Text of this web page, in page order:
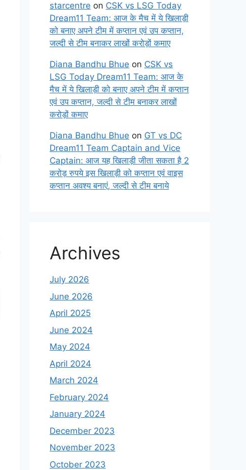
starcentre on CSK vs LSG Today
Dream11 Team: आज के मैच में ये खिलाड़ी
को बनाए अपने टीम में कप्तान एवं उप कप्तान,
जल्दी से टीम बनाकर लाखों करोड़ों कमाए
Diana Bandhu Bhue on CSK vs
LSG Today Dream11 Team: आज के
मैच में ये खिलाड़ी को बनाए अपने टीम में कप्तान
एवं उप कप्तान, जल्दी से टीम बनाकर लाखों
करोड़ों कमाए
Diana Bandhu Bhue on GT vs DC
Dream11 Team Captain and Vice
Captain: आज यह खिलाड़ी जीता सकता है 2
करोड़ रुपये इस खिलाड़ी को कप्तान एवं वाइस
कप्तान अवश्य बनाएं, जल्दी से टीम बनाये
Archives
July 2026
June 2026
April 2025
June 2024
May 2024
April 2024
March 2024
February 2024
January 2024
December 2023
November 2023
October 2023